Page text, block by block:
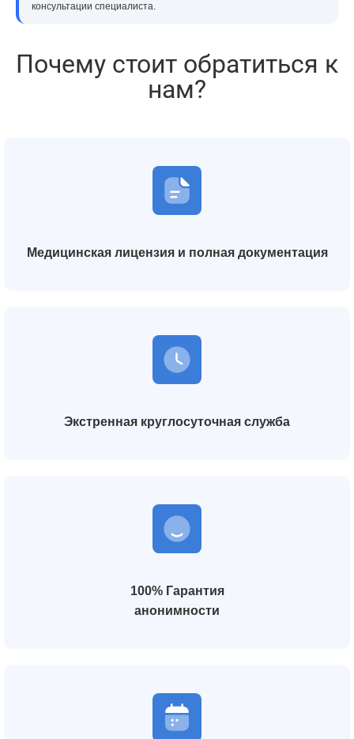
консультации специалиста.
Почему стоит обратиться к
нам?
Медицинская лицензия и полная документация
Экстренная круглосуточная служба
100% Гарантия
анонимности